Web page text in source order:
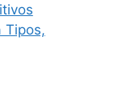
Tipos,